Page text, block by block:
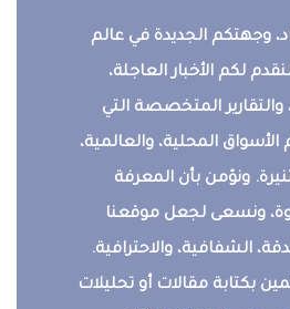
وجهتكم الجديدة في عالم
لكم الأخبار العاجلة،
والتقارير المتخصصة التي
المحلية، والعالمية،
ونؤمن بأن المعرفة
ونسعى لجعل موقعنا
الشفافية، والاحترافية.
بكتابة مقالات أو تحليلات